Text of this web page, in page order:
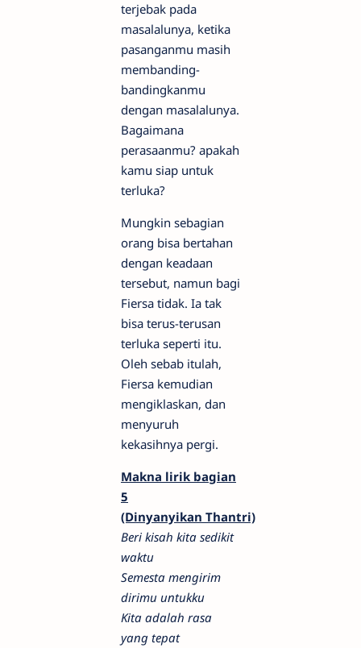
terjebak pada
masalalunya, ketika
pasanganmu masih
membanding-
bandingkanmu
dengan masalalunya.
Bagaimana
perasaanmu? apakah
kamu siap untuk
terluka?
Mungkin sebagian
orang bisa bertahan
dengan keadaan
tersebut, namun bagi
Fiersa tidak. Ia tak
bisa terus-terusan
terluka seperti itu.
Oleh sebab itulah,
Fiersa kemudian
mengiklaskan, dan
menyuruh
kekasihnya pergi.
Makna lirik bagian
5
(Dinyanyikan Thantri)
Beri kisah kita sedikit
waktu
Semesta mengirim
dirimu untukku
Kita adalah rasa
yang tepat